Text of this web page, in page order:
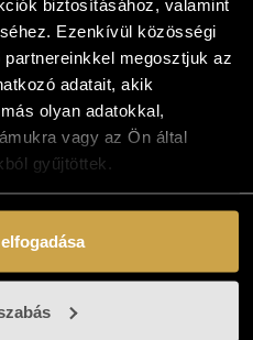
biztosításához, valamint
Ezenkívül közösségi
megosztjuk az
adatait, akik
olyan adatokkal,
vagy az Ön által
gyűjtöttek.
- Mezőn
cm)